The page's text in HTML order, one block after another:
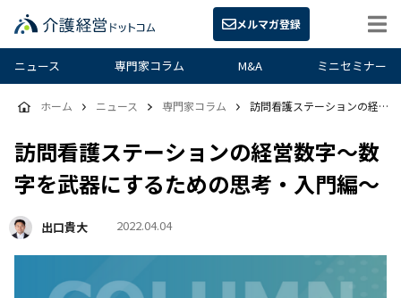
メルマガ登録
ニュース 専門家コラム M&A ミニセミナー
訪問看護ステーションの経営数字～数
字を武器にするための思考・入門編～
出口貴大 2022.04.04
ホーム ニュース 専門家コラム 訪問看護ステーションの経営数字～数字を武器にするための思考・入門編～